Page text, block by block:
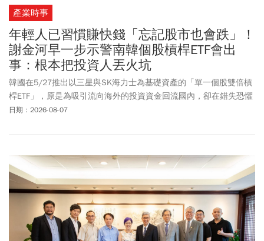
產業時事
年輕人已習慣賺快錢「忘記股市也會跌」！
謝金河早一步示警南韓個股槓桿ETF會出
事：根本把投資人丟火坑
韓國在5/27推出以三星與SK海力士為基礎資產的「單一個股雙倍槓
桿ETF」，原是為吸引流向海外的投資資金回流國內，卻在錯失恐懼
症（FOMO）的蔓延下，引發20-30歲青年世代瘋狂湧入。單一個股
日期：2026-08-07